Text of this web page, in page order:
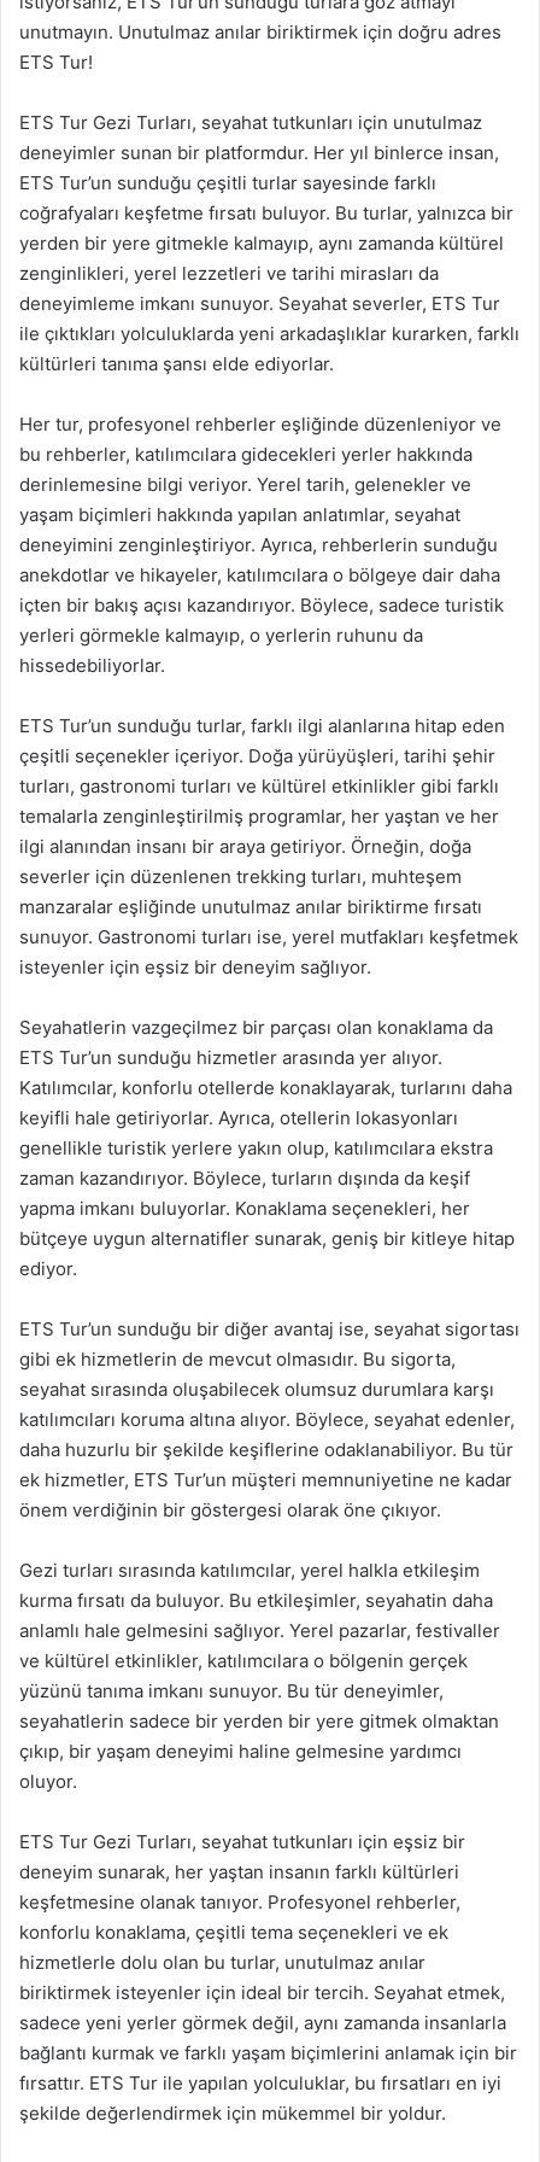
unutmayın. Unutulmaz anılar biriktirmek için doğru adres
ETS Tur!
ETS Tur Gezi Turları, seyahat tutkunları için unutulmaz
deneyimler sunan bir platformdur. Her yıl binlerce insan,
ETS Tur’un sunduğu çeşitli turlar sayesinde farklı
coğrafyaları keşfetme fırsatı buluyor. Bu turlar, yalnızca bir
yerden bir yere gitmekle kalmayıp, aynı zamanda kültürel
zenginlikleri, yerel lezzetleri ve tarihi mirasları da
deneyimleme imkanı sunuyor. Seyahat severler, ETS Tur
ile çıktıkları yolculuklarda yeni arkadaşlıklar kurarken, farklı
kültürleri tanıma şansı elde ediyorlar.
Her tur, profesyonel rehberler eşliğinde düzenleniyor ve
bu rehberler, katılımcılara gidecekleri yerler hakkında
derinlemesine bilgi veriyor. Yerel tarih, gelenekler ve
yaşam biçimleri hakkında yapılan anlatımlar, seyahat
deneyimini zenginleştiriyor. Ayrıca, rehberlerin sunduğu
anekdotlar ve hikayeler, katılımcılara o bölgeye dair daha
içten bir bakış açısı kazandırıyor. Böylece, sadece turistik
yerleri görmekle kalmayıp, o yerlerin ruhunu da
hissedebiliyorlar.
ETS Tur’un sunduğu turlar, farklı ilgi alanlarına hitap eden
çeşitli seçenekler içeriyor. Doğa yürüyüşleri, tarihi şehir
turları, gastronomi turları ve kültürel etkinlikler gibi farklı
temalarla zenginleştirilmiş programlar, her yaştan ve her
ilgi alanından insanı bir araya getiriyor. Örneğin, doğa
severler için düzenlenen trekking turları, muhteşem
manzaralar eşliğinde unutulmaz anılar biriktirme fırsatı
sunuyor. Gastronomi turları ise, yerel mutfakları keşfetmek
isteyenler için eşsiz bir deneyim sağlıyor.
Seyahatlerin vazgeçilmez bir parçası olan konaklama da
ETS Tur’un sunduğu hizmetler arasında yer alıyor.
Katılımcılar, konforlu otellerde konaklayarak, turlarını daha
keyifli hale getiriyorlar. Ayrıca, otellerin lokasyonları
genellikle turistik yerlere yakın olup, katılımcılara ekstra
zaman kazandırıyor. Böylece, turların dışında da keşif
yapma imkanı buluyorlar. Konaklama seçenekleri, her
bütçeye uygun alternatifler sunarak, geniş bir kitleye hitap
ediyor.
ETS Tur’un sunduğu bir diğer avantaj ise, seyahat sigortası
gibi ek hizmetlerin de mevcut olmasıdır. Bu sigorta,
seyahat sırasında oluşabilecek olumsuz durumlara karşı
katılımcıları koruma altına alıyor. Böylece, seyahat edenler,
daha huzurlu bir şekilde keşiflerine odaklanabiliyor. Bu tür
ek hizmetler, ETS Tur’un müşteri memnuniyetine ne kadar
önem verdiğinin bir göstergesi olarak öne çıkıyor.
Gezi turları sırasında katılımcılar, yerel halkla etkileşim
kurma fırsatı da buluyor. Bu etkileşimler, seyahatin daha
anlamlı hale gelmesini sağlıyor. Yerel pazarlar, festivaller
ve kültürel etkinlikler, katılımcılara o bölgenin gerçek
yüzünü tanıma imkanı sunuyor. Bu tür deneyimler,
seyahatlerin sadece bir yerden bir yere gitmek olmaktan
çıkıp, bir yaşam deneyimi haline gelmesine yardımcı
oluyor.
ETS Tur Gezi Turları, seyahat tutkunları için eşsiz bir
deneyim sunarak, her yaştan insanın farklı kültürleri
keşfetmesine olanak tanıyor. Profesyonel rehberler,
konforlu konaklama, çeşitli tema seçenekleri ve ek
hizmetlerle dolu olan bu turlar, unutulmaz anılar
biriktirmek isteyenler için ideal bir tercih. Seyahat etmek,
sadece yeni yerler görmek değil, aynı zamanda insanlarla
bağlantı kurmak ve farklı yaşam biçimlerini anlamak için bir
fırsattır. ETS Tur ile yapılan yolculuklar, bu fırsatları en iyi
şekilde değerlendirmek için mükemmel bir yoldur.